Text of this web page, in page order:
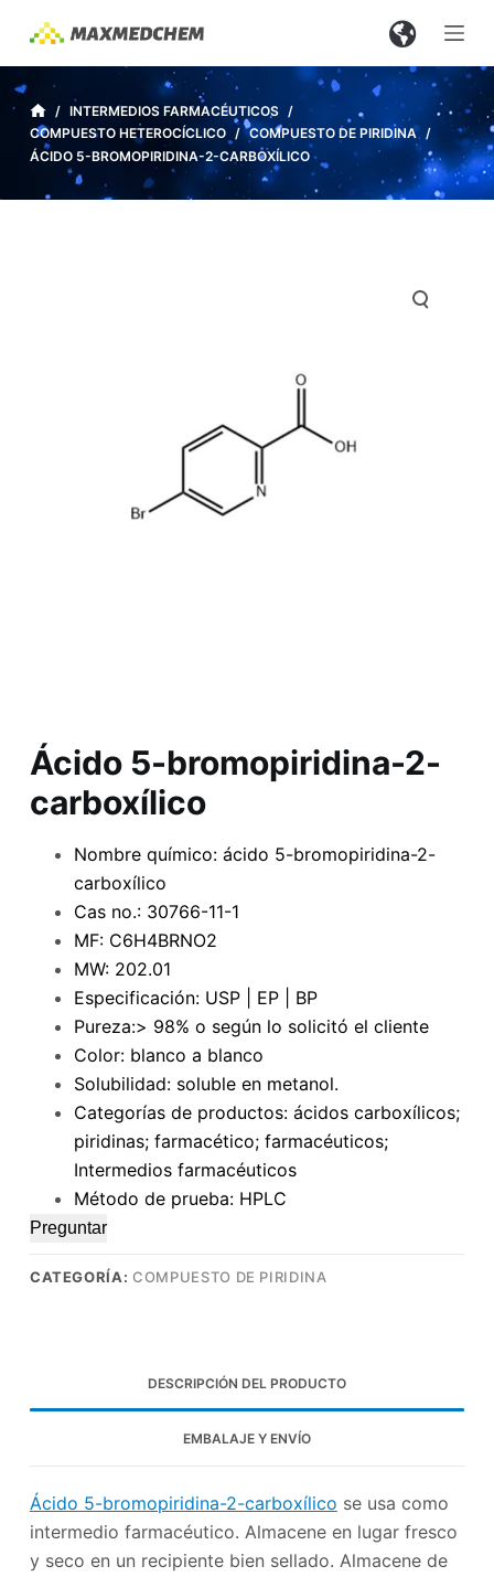
l
a
a
/ INTERMEDIOS FARMACÉUTICOS /
COMPUESTO HETEROCÍCLICO / COMPUESTO DE PIRIDINA /
ÁCIDO 5-BROMOPIRIDINA-2-CARBOXÍLICO
Ácido 5-bromopiridina-2-
carboxílico
Nombre químico: ácido 5-bromopiridina-2-
carboxílico
Cas no.: 30766-11-1
MF: C6H4BRNO2
MW: 202.01
Especificación: USP | EP | BP
Pureza:> 98% o según lo solicitó el cliente
Color: blanco a blanco
Solubilidad: soluble en metanol.
Categorías de productos: ácidos carboxílicos;
piridinas; farmacético; farmacéuticos;
Intermedios farmacéuticos
Método de prueba: HPLC
Preguntar
CATEGORÍA:COMPUESTO DE PIRIDINA
DESCRIPCIÓN DEL PRODUCTO
EMBALAJE Y ENVÍO
Ácido 5-bromopiridina-2-carboxílico se usa como
intermedio farmacéutico. Almacene en lugar fresco
y seco en un recipiente bien sellado. Almacene de